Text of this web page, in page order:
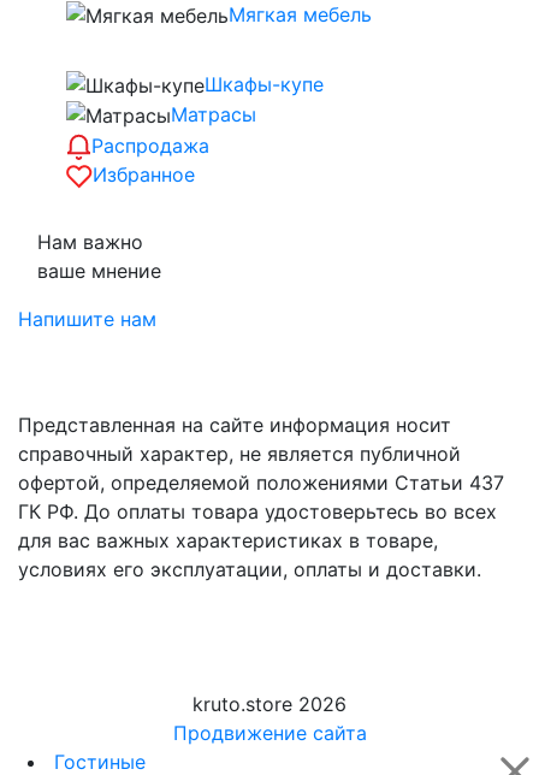
Мягкая мебель
Шкафы-купе
Матрасы
Распродажа
Избранное
Нам важно
ваше мнение
Напишите нам
Представленная на сайте информация носит
справочный характер, не является публичной
офертой, определяемой положениями Статьи 437
ГК РФ. До оплаты товара удостоверьтесь во всех
для вас важных характеристиках в товаре,
условиях его эксплуатации, оплаты и доставки.
kruto.store 2026
Продвижение сайта
Гостиные